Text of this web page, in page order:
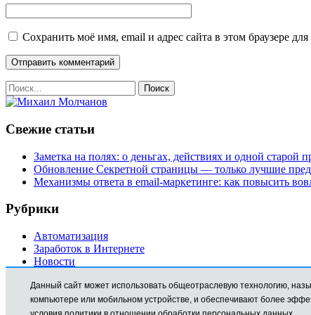
Сохранить моё имя, email и адрес сайта в этом браузере
Свежие статьи
Заметка на полях: о деньгах, действиях и одной старой
Обновление Секретной страницы — только лучшие
Механизмы ответа в email-маркетинге: как повысить
Рубрики
Автоматизация
Заработок в Интернете
Новости
Продвижение
Технические моменты
Данный сайт может использовать общеотраслевую технологию, называемую cookie. Файлы cookie представляют собой небольшие фрагменты данных, которые временно сохраняются на вашем